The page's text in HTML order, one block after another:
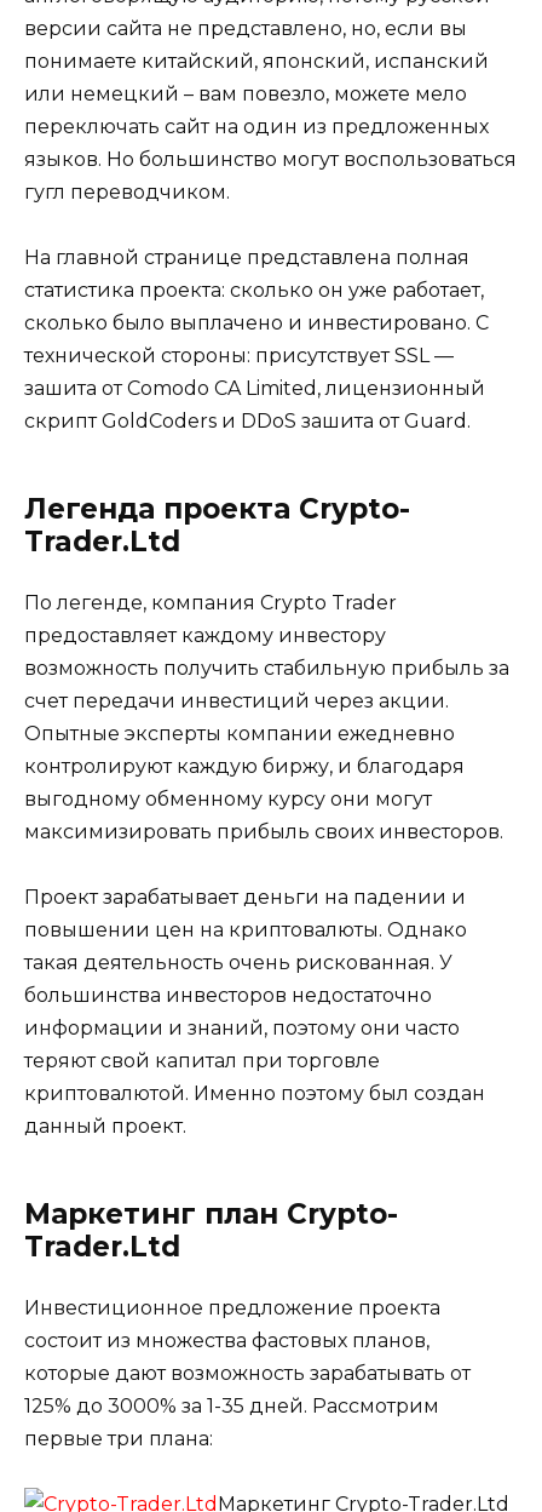
версии сайта не представлено, но, если вы
понимаете китайский, японский, испанский
или немецкий – вам повезло, можете мело
переключать сайт на один из предложенных
языков. Но большинство могут воспользоваться
гугл переводчиком.
На главной странице представлена полная
статистика проекта: сколько он уже работает,
сколько было выплачено и инвестировано. С
технической стороны: присутствует SSL —
зашита от Comodo CA Limited, лицензионный
скрипт GoldCoders и DDoS зашита от Guard.
Легенда проекта Crypto-
Trader.Ltd
По легенде, компания Crypto Trader
предоставляет каждому инвестору
возможность получить стабильную прибыль за
счет передачи инвестиций через акции.
Опытные эксперты компании ежедневно
контролируют каждую биржу, и благодаря
выгодному обменному курсу они могут
максимизировать прибыль своих инвесторов.
Проект зарабатывает деньги на падении и
повышении цен на криптовалюты. Однако
такая деятельность очень рискованная. У
большинства инвесторов недостаточно
информации и знаний, поэтому они часто
теряют свой капитал при торговле
криптовалютой. Именно поэтому был создан
данный проект.
Маркетинг план Crypto-
Trader.Ltd
Инвестиционное предложение проекта
состоит из множества фастовых планов,
которые дают возможность зарабатывать от
125% до 3000% за 1-35 дней. Рассмотрим
первые три плана:
Маркетинг Crypto-Trader.Ltd